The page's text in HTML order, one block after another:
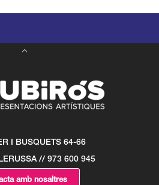
I BUSQUETS 64-66
// 973 600 945
amb nosaltres